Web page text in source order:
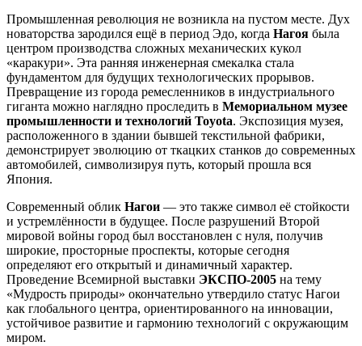
Промышленная революция не возникла на пустом месте. Дух
новаторства зародился ещё в период Эдо, когда Нагоя была
центром производства сложных механических кукол
«каракури». Эта ранняя инженерная смекалка стала
фундаментом для будущих технологических прорывов.
Превращение из города ремесленников в индустриального
гиганта можно наглядно проследить в Мемориальном музее
промышленности и технологий Toyota. Экспозиция музея,
расположенного в здании бывшей текстильной фабрики,
демонстрирует эволюцию от ткацких станков до современных
автомобилей, символизируя путь, который прошла вся
Япония.
Современный облик Нагои — это также символ её стойкости
и устремлённости в будущее. После разрушений Второй
мировой войны город был восстановлен с нуля, получив
широкие, просторные проспекты, которые сегодня
определяют его открытый и динамичный характер.
Проведение Всемирной выставки ЭКСПО-2005 на тему
«Мудрость природы» окончательно утвердило статус Нагои
как глобального центра, ориентированного на инновации,
устойчивое развитие и гармонию технологий с окружающим
миром.